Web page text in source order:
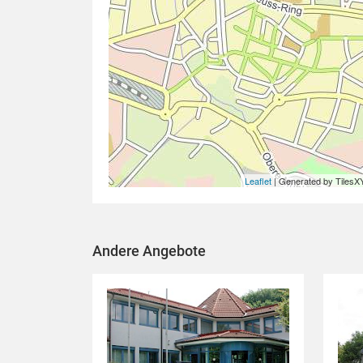
Leaflet | Generated by
Andere Angebote